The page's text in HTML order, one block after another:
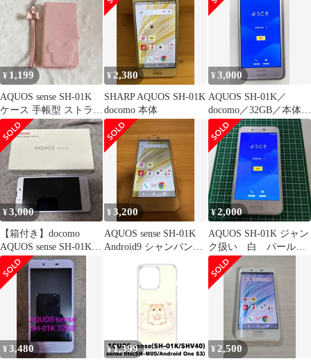
¥ 1,199
AQUOS sense SH-01K
ケース 手帳型 ストラッ
プ付 ピンク
¥ 2,380
SHARP AQUOS SH-01K
docomo 本体
¥3,000
AQUOS SH‑01K／
docomo／32GB／本体の
み・動作良好
¥3,000
【箱付き】docomo
AQUOS sense SH-01K
ラベンダー
¥3,200
AQUOS sense SH-01K
Android9 シャンパンゴ
¥2,000
AQUOS SH-01K ジャン
ク扱い 白 パールホ
ワイト
¥3,480 ¥1,399 ¥ 2,500